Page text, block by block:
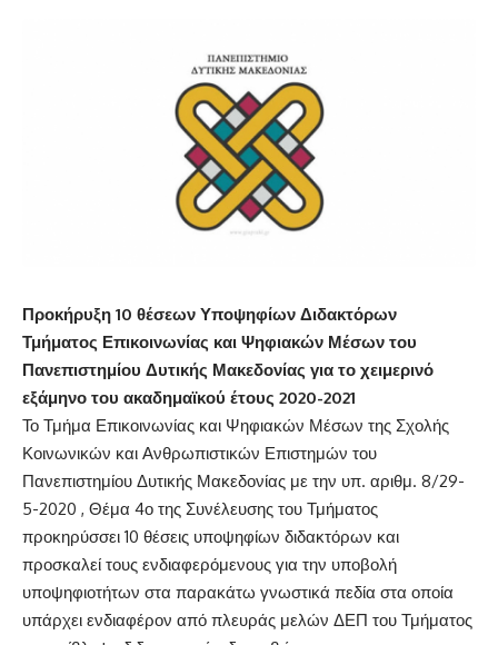
Προκήρυξη 10 θέσεων Υποψηφίων Διδακτόρων
Τμήματος Επικοινωνίας και Ψηφιακών Μέσων του
Πανεπιστημίου Δυτικής Μακεδονίας για το χειμερινό
εξάμηνο του ακαδημαϊκού έτους 2020-2021
Το Τμήμα Επικοινωνίας και Ψηφιακών Μέσων της Σχολής
Κοινωνικών και Ανθρωπιστικών Επιστημών του
Πανεπιστημίου Δυτικής Μακεδονίας με την υπ. αριθμ. 8/29-
5-2020 , Θέμα 4ο της Συνέλευσης του Τμήματος
προκηρύσσει 10 θέσεις υποψηφίων διδακτόρων και
προσκαλεί τους ενδιαφερόμενους για την υποβολή
υποψηφιοτήτων στα παρακάτω γνωστικά πεδία στα οποία
υπάρχει ενδιαφέρον από πλευράς μελών ΔΕΠ του Τμήματος